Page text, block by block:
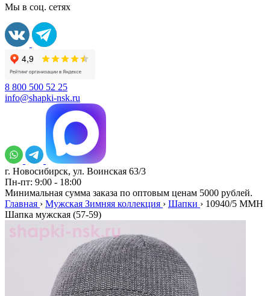
Мы в соц. сетях
8 800 500 52 25
info@shapki-nsk.ru
г. Новосибирск, ул. Воинская 63/3
Пн-пт: 9:00 - 18:00
Минимальная сумма заказа по оптовым ценам 5000 рублей.
Главная › Мужская Зимняя коллекция › Шапки › 10940/5 MMH
Шапка мужская (57-59)